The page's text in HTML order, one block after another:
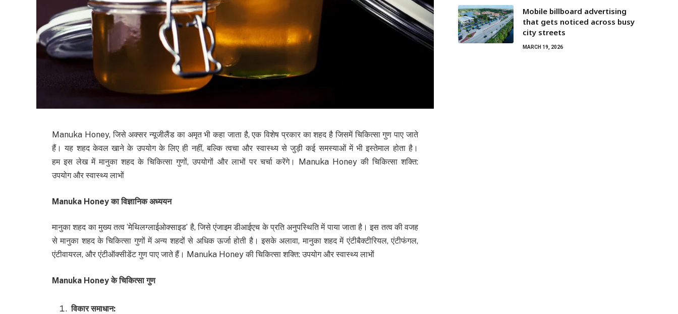
Manuka Honey, जिसे अक्सर न्यूजीलैंड का अमृत भी कहा जाता है, एक विशेष प्रकार का शहद है जिसमें चिकित्सा गुण पाए जाते
हैं। यह शहद केवल खाने के उपयोग के लिए ही नहीं, बल्कि त्वचा और स्वास्थ्य से जुड़ी कई समस्याओं में भी इस्तेमाल होता है।
हम इस लेख में मानुका शहद के चिकित्सा गुणों, उपयोगों और लाभों पर चर्चा करेंगे। Manuka Honey की चिकित्सा शक्ति:
उपयोग और स्वास्थ्य लाभों
Manuka Honeyका विज्ञानिक अध्ययन
मानुका शहद का मुख्य तत्व ‘मेथिलग्लाईओक्साइड’ है, जिसे एंजाइम डीआईएच के प्रति अनुपस्थिति में पाया जाता है। इस तत्व की वजह
से मानुका शहद के चिकित्सा गुणों में अन्य शहदों से अधिक ऊर्जा होती है। इसके अलावा, मानुका शहद में एंटीबैक्टीरियल, एंटीफंगल,
एंटीवायरल, और एंटीऑक्सीडेंट गुण पाए जाते हैं। Manuka Honey की चिकित्सा शक्ति: उपयोग और स्वास्थ्य लाभों
Manuka Honeyके चिकित्सा गुण
विकार समाधान:
Mobile billboard advertising
that gets noticed across busy
city streets
MARCH 19, 2026